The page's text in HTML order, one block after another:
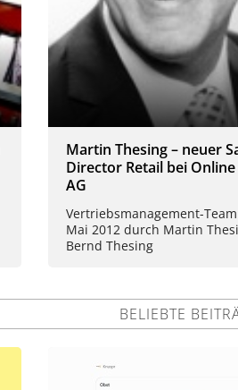
Martin Thesing – neuer
Director Retail bei
AG
Vertriebsmanagement-
Mai 2012 durch Martin
Bernd Thesing
BELIEBTE